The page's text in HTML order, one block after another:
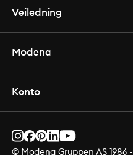
Veiledning
Modena
Konto
© Modena Gruppen AS 1986 -